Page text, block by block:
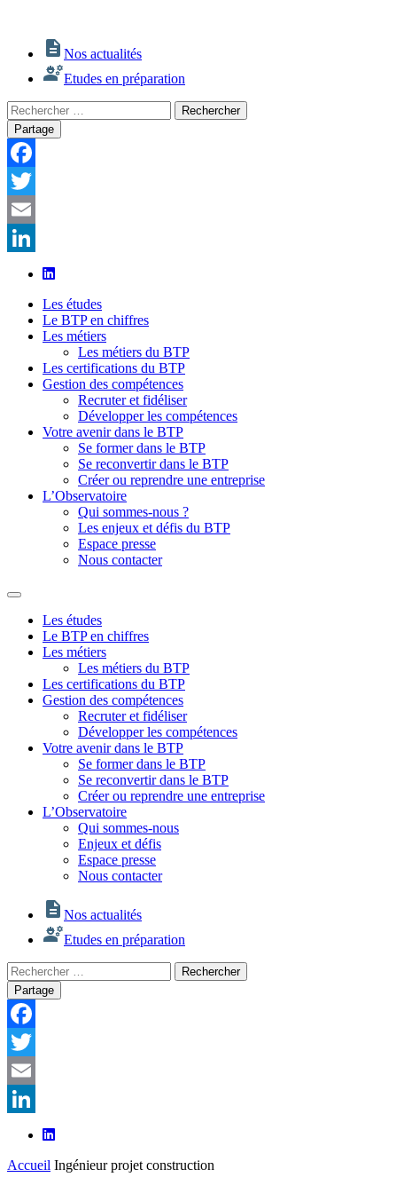
Nos actualités
Etudes en préparation
Rechercher
:
Rechercher
Partage
Facebook
Twitter
Email
LinkedIn
Les études
Le BTP en chiffres
Les métiers
Les métiers du BTP
Les certifications du BTP
Gestion des compétences
Recruter et fidéliser
Développer les compétences
Votre avenir dans le BTP
Se former dans le BTP
Se reconvertir dans le BTP
Créer ou reprendre une entreprise
L’Observatoire
Qui sommes-nous ?
Les enjeux et défis du BTP
Espace presse
Nous contacter
Les études
Le BTP en chiffres
Les métiers
Les métiers du BTP
Les certifications du BTP
Gestion des compétences
Recruter et fidéliser
Développer les compétences
Votre avenir dans le BTP
Se former dans le BTP
Se reconvertir dans le BTP
Créer ou reprendre une entreprise
L’Observatoire
Qui sommes-nous
Enjeux et défis
Espace presse
Nous contacter
Nos actualités
Etudes en préparation
Rechercher
:
Rechercher
Partage
Facebook
Twitter
Email
LinkedIn
Accueil Ingénieur projet construction